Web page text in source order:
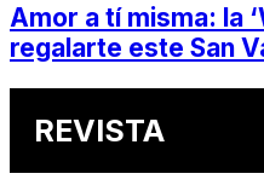
Amor a tí misma: la
regalarte este San
REVISTA